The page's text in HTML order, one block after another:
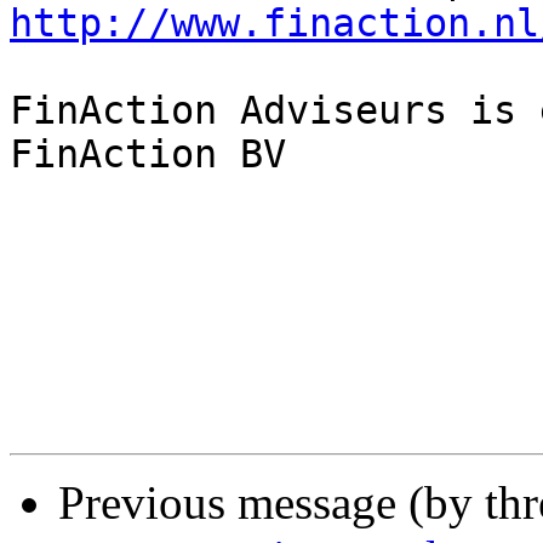
http://
FinAction Adviseurs is
FinAction BV
Previous message (by